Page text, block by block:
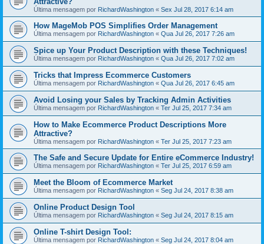
Última mensagem por RichardWashington « Sex Jul 28, 2017 6:14 am
How MageMob POS Simplifies Order Management
Última mensagem por RichardWashington « Qua Jul 26, 2017 7:26 am
Spice up Your Product Description with these Techniques!
Última mensagem por RichardWashington « Qua Jul 26, 2017 7:02 am
Tricks that Impress Ecommerce Customers
Última mensagem por RichardWashington « Qua Jul 26, 2017 6:45 am
Avoid Losing your Sales by Tracking Admin Activities
Última mensagem por RichardWashington « Ter Jul 25, 2017 7:34 am
How to Make Ecommerce Product Descriptions More
Attractive?
Última mensagem por RichardWashington « Ter Jul 25, 2017 7:23 am
The Safe and Secure Update for Entire eCommerce Industry!
Última mensagem por RichardWashington « Ter Jul 25, 2017 6:59 am
Meet the Bloom of Ecommerce Market
Última mensagem por RichardWashington « Seg Jul 24, 2017 8:38 am
Online Product Design Tool
Última mensagem por RichardWashington « Seg Jul 24, 2017 8:15 am
Online T-shirt Design Tool:
Última mensagem por RichardWashington « Seg Jul 24, 2017 8:04 am